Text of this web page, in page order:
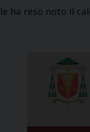
ha reso noto il